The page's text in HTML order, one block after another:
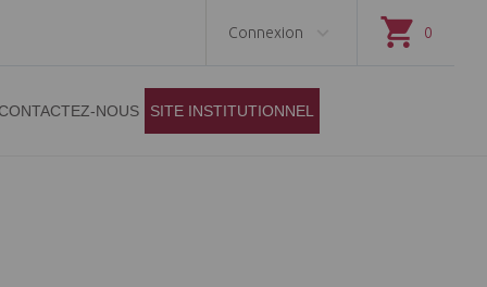
0
Connexion
CONTACTEZ-NOUS SITE INSTITUTIONNEL